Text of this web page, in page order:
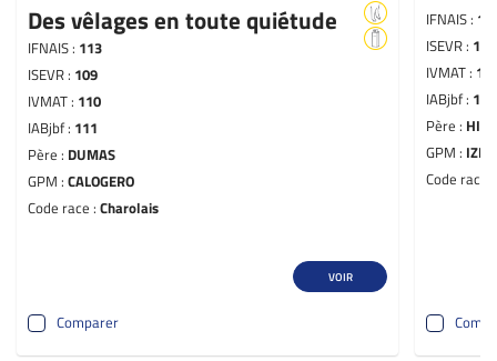
Des vêlages en toute quiétude
IFNAIS : 113
ISEVR : 109
IVMAT : 110
IABjbf : 111
Père : DUMAS
GPM : CALOGERO
Code race : Charolais
VOIR
Comparer
IFNAIS :
ISEVR : 117
IVMAT :
IABjbf : 117
Père :
GPM :
Code race